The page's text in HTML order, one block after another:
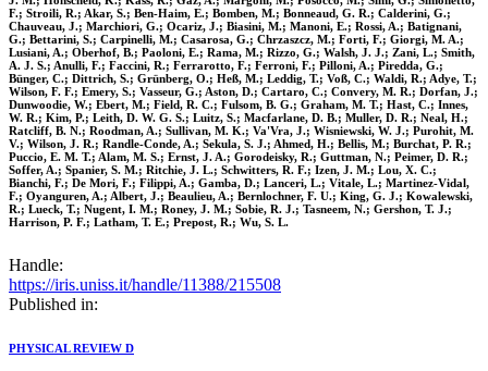
F.; Stroili, R.; Akar, S.; Ben-Haim, E.; Bomben, M.; Bonneaud, G. R.; Calderini, G.;
Chauveau, J.; Marchiori, G.; Ocariz, J.; Biasini, M.; Manoni, E.; Rossi, A.; Batignani,
G.; Bettarini, S.; Carpinelli, M.; Casarosa, G.; Chrzaszcz, M.; Forti, F.; Giorgi, M. A.;
Lusiani, A.; Oberhof, B.; Paoloni, E.; Rama, M.; Rizzo, G.; Walsh, J. J.; Zani, L.; Smith,
A. J. S.; Anulli, F.; Faccini, R.; Ferrarotto, F.; Ferroni, F.; Pilloni, A.; Piredda, G.;
Bünger, C.; Dittrich, S.; Grünberg, O.; Heß, M.; Leddig, T.; Voß, C.; Waldi, R.; Adye, T.;
Wilson, F. F.; Emery, S.; Vasseur, G.; Aston, D.; Cartaro, C.; Convery, M. R.; Dorfan, J.;
Dunwoodie, W.; Ebert, M.; Field, R. C.; Fulsom, B. G.; Graham, M. T.; Hast, C.; Innes,
W. R.; Kim, P.; Leith, D. W. G. S.; Luitz, S.; Macfarlane, D. B.; Muller, D. R.; Neal, H.;
Ratcliff, B. N.; Roodman, A.; Sullivan, M. K.; Va'Vra, J.; Wisniewski, W. J.; Purohit, M.
V.; Wilson, J. R.; Randle-Conde, A.; Sekula, S. J.; Ahmed, H.; Bellis, M.; Burchat, P. R.;
Puccio, E. M. T.; Alam, M. S.; Ernst, J. A.; Gorodeisky, R.; Guttman, N.; Peimer, D. R.;
Soffer, A.; Spanier, S. M.; Ritchie, J. L.; Schwitters, R. F.; Izen, J. M.; Lou, X. C.;
Bianchi, F.; De Mori, F.; Filippi, A.; Gamba, D.; Lanceri, L.; Vitale, L.; Martinez-Vidal,
F.; Oyanguren, A.; Albert, J.; Beaulieu, A.; Bernlochner, F. U.; King, G. J.; Kowalewski,
R.; Lueck, T.; Nugent, I. M.; Roney, J. M.; Sobie, R. J.; Tasneem, N.; Gershon, T. J.;
Harrison, P. F.; Latham, T. E.; Prepost, R.; Wu, S. L.
Handle:
https://iris.uniss.it/handle/11388/215508
Published in:
PHYSICAL REVIEW D